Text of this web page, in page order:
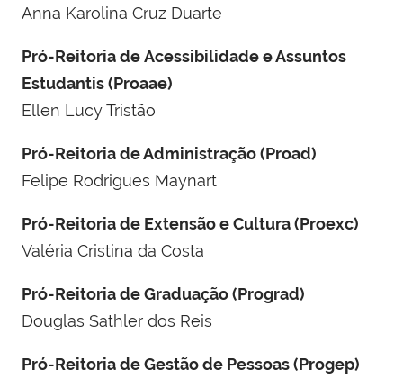
Anna Karolina Cruz Duarte
Pró-Reitoria de Acessibilidade e Assuntos
Estudantis (Proaae)
Ellen Lucy Tristão
Pró-Reitoria de Administração (Proad)
Felipe Rodrigues Maynart
Pró-Reitoria de Extensão e Cultura (Proexc)
Valéria Cristina da Costa
Pró-Reitoria de Graduação (Prograd)
Douglas Sathler dos Reis
Pró-Reitoria de Gestão de Pessoas (Progep)